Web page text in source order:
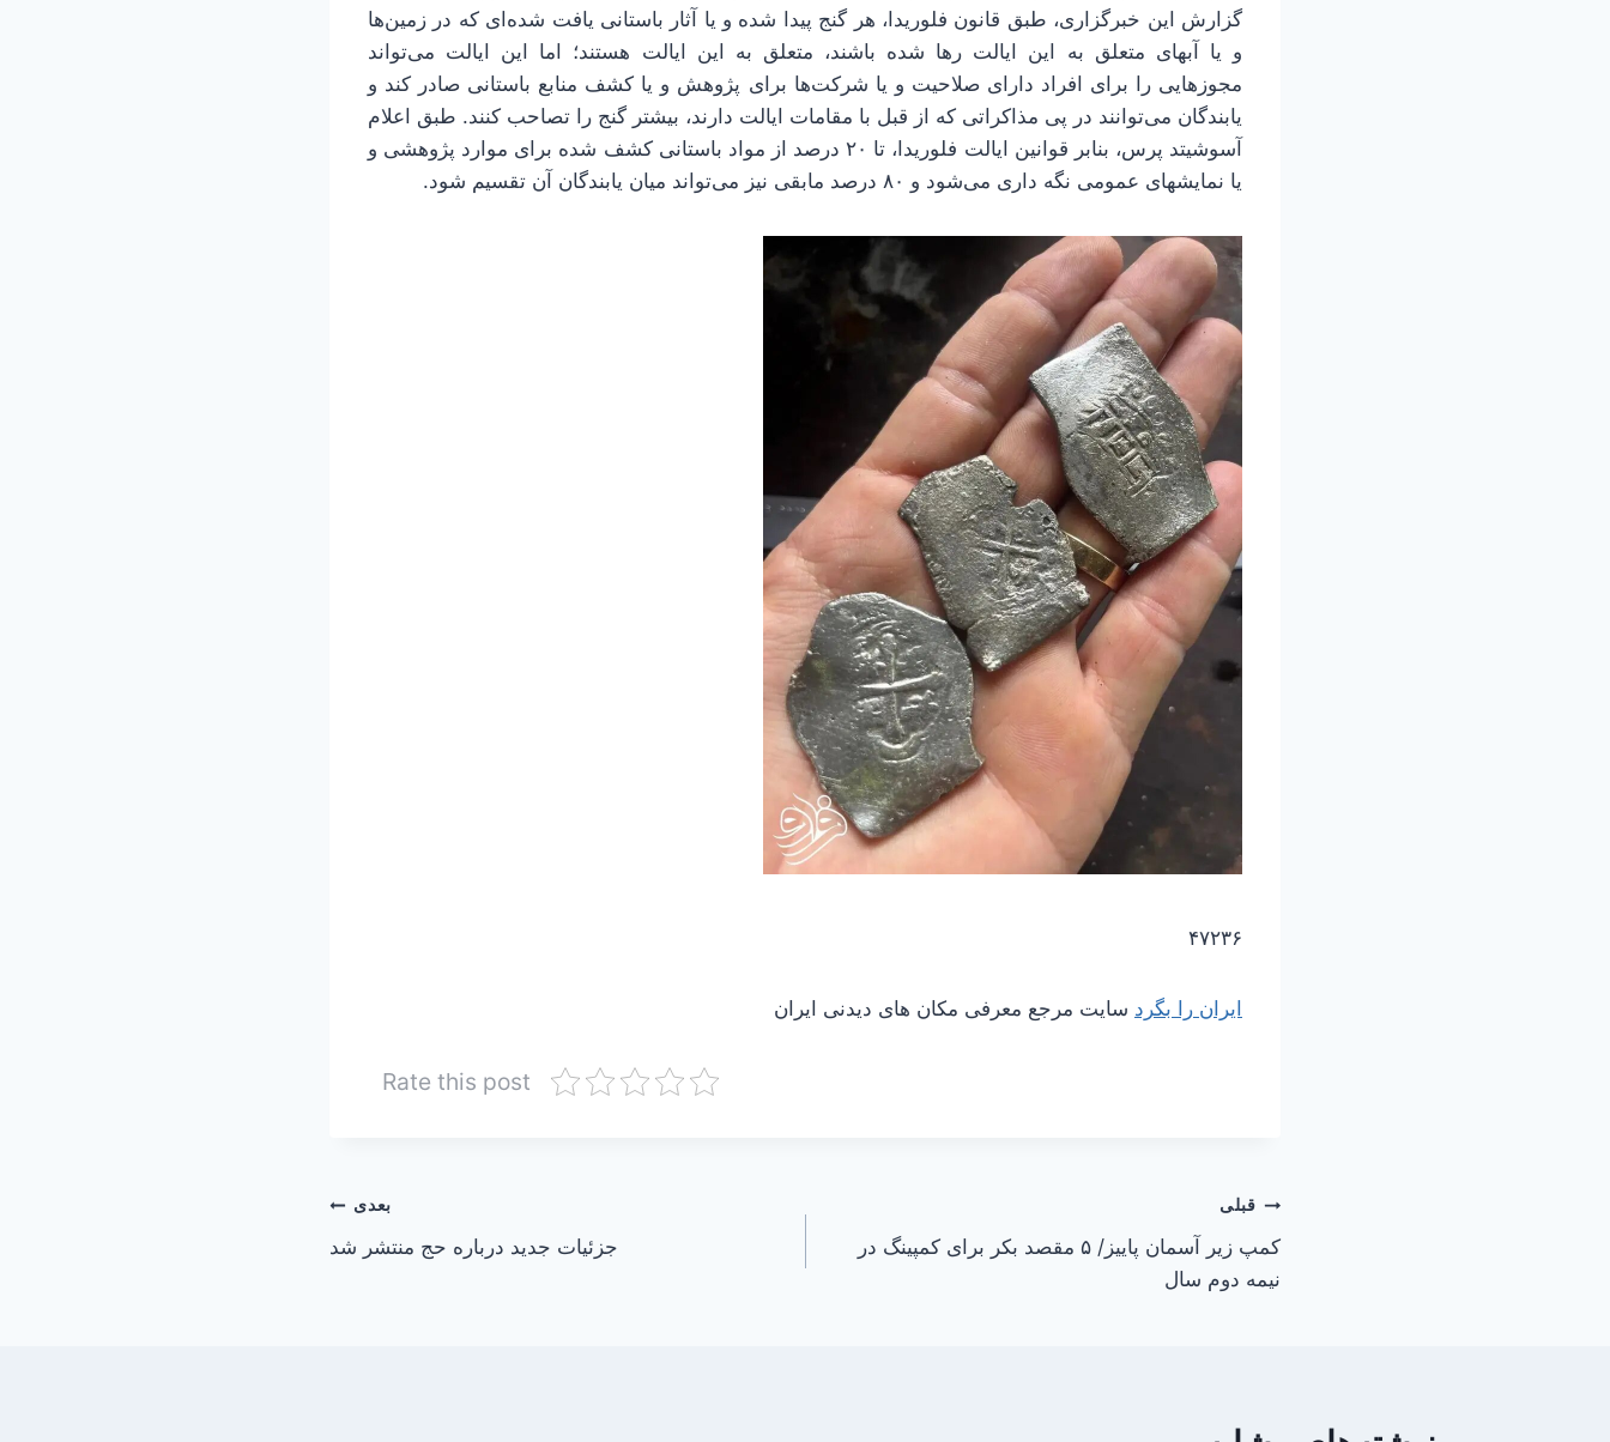
گزارش این خبرگزاری، طبق قانون فلوریدا، هر گنج پیدا شده و یا آثار باستانی یافت شده‌ای که در زمین‌ها
و یا آبهای متعلق به این ایالت رها شده باشند، متعلق به این ایالت هستند؛ اما این ایالت می‌تواند
مجوزهایی را برای افراد دارای صلاحیت و یا شرکت‌ها برای پژوهش و یا کشف منابع باستانی صادر کند و
یابندگان می‌توانند در پی مذاکراتی که از قبل با مقامات ایالت دارند، بیشتر گنج را تصاحب کنند. طبق اعلام
آسوشیتد پرس، بنابر قوانین ایالت فلوریدا، تا ۲۰ درصد از مواد باستانی کشف شده برای موارد پژوهشی و
یا نمایشهای عمومی نگه داری می‌شود و ۸۰ درصد مابقی نیز می‌تواند میان یابندگان آن تقسیم شود.
۴۷۲۳۶
ایران را بگرد سایت مرجع معرفی مکان های دیدنی ایران
Rate this post
راهبری
نوشته
قبلی
کمپ زیر آسمان پاییز/ ۵ مقصد بکر برای کمپینگ در
نیمه دوم سال
بعدی
جزئیات جدید درباره حج منتشر شد